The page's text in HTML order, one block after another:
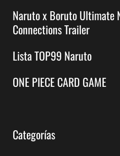
Naruto x Boruto Ultimate
Connections Trailer
Lista TOP99 Naruto
ONE PIECE CARD GAME
Categorías